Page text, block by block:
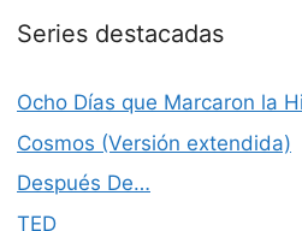
Series destacadas
Ocho Días que Marcaron la
Cosmos (Versión extendida)
Después De…
TED